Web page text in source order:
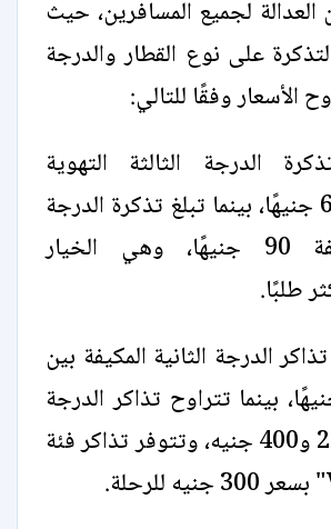
لجميع المسافرين، حيث
على نوع القطار والدرجة
الأسعار وفقًا للتالي:
الدرجة الثالثة التهوية
الديناميكية 65 جنيهًا، بينما تبلغ تذكرة الدرجة
الثالثة المكيفة 90 جنيهًا، وهي الخيار
طلبًا.
الدرجة الثانية المكيفة بين
و275 جنيهًا، بينما تتراوح تذاكر الدرجة
الأولى بين 220 و400 جنيه، وتتوفر تذاكر فئة